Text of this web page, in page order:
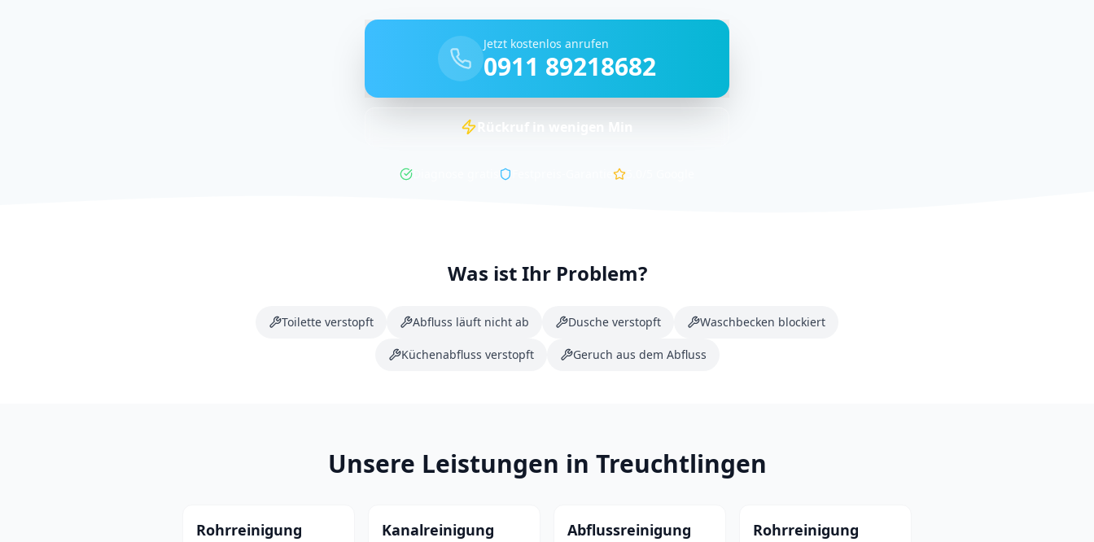
Jetzt kostenlos anrufen
0911 89218682
Was ist Ihr Problem?
Toilette verstopft Abfluss läuft nicht ab Dusche verstopft Waschbecken blockiert
Küchenabfluss verstopft Geruch aus dem Abfluss
Unsere Leistungen in Treuchtlingen
Rohrreinigung Kanalreinigung Abflussreinigung
Rohrreinigung